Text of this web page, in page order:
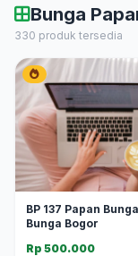
Bunga
330 produk tersedia
BP 137 Papan
Bunga Bogor
Rp 500.000